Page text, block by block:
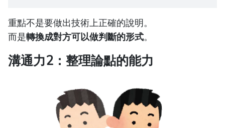
重點不是要做出技術上正確的說明。
而是轉換成對方可以做判斷的形式。
溝通力2：整理論點的能力